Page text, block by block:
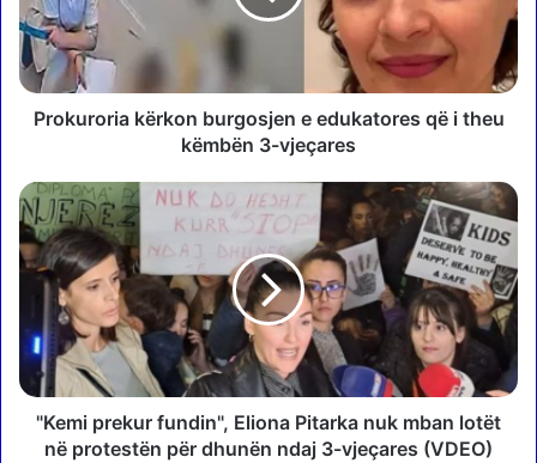
r
o
r
i
r
k
o
n
g
o
Prokuroria kërkon burgosjen e edukatores që i theu
këmbën 3-vjeçares
"
K
e
m
e
k
"Kemi prekur fundin", Eliona Pitarka nuk mban lotët
në protestën për dhunën ndaj 3-vjeçares (VDEO)